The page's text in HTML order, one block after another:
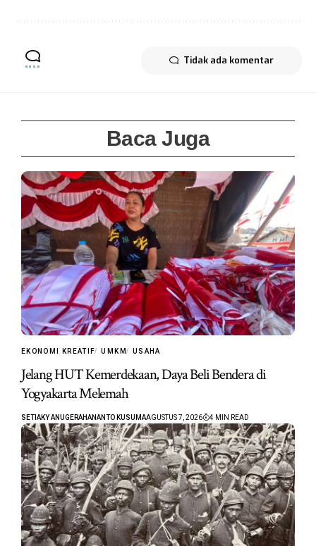
Tidak ada komentar
Baca Juga
EKONOMI KREATIF UMKM USAHA
Jelang HUT Kemerdekaan, Daya Beli Bendera di
Yogyakarta Melemah
SETIAKY ANUGERAHANANTO KUSUMAAGUSTUS 7, 2026 4 MIN READ